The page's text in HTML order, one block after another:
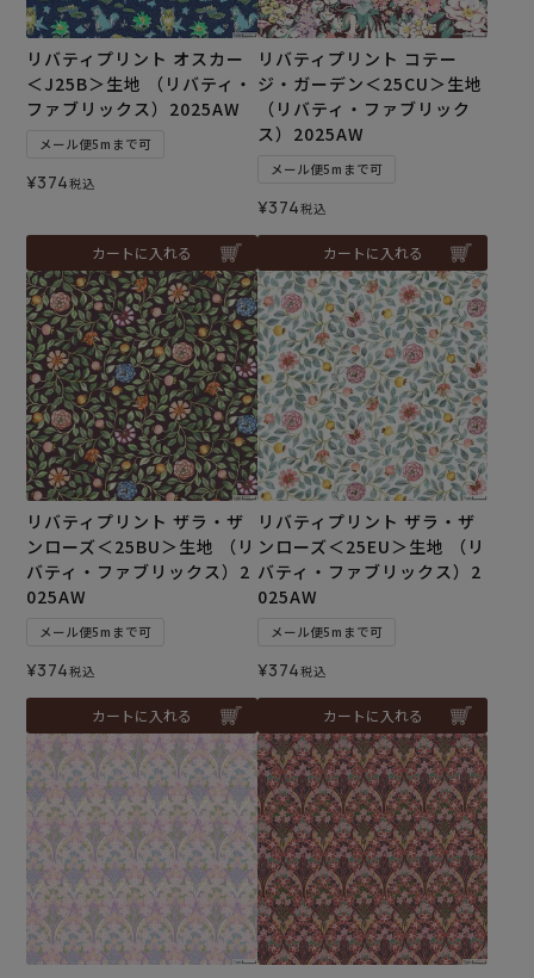
リバティプリント オスカー
＜J25B＞生地 （リバティ・
ファブリックス）2025AW
メール便5mまで可
¥374税込
カートに入れる
リバティプリント コテー
ジ・ガーデン＜25CU＞生地
（リバティ・ファブリック
ス）2025AW
メール便5mまで可
¥374税込
カートに入れる
リバティプリント ザラ・ザ
ンローズ＜25BU＞生地 （リ
バティ・ファブリックス）2
025AW
メール便5mまで可
¥374税込
カートに入れる
リバティプリント ザラ・ザ
ンローズ＜25EU＞生地 （リ
バティ・ファブリックス）2
025AW
メール便5mまで可
¥374税込
カートに入れる